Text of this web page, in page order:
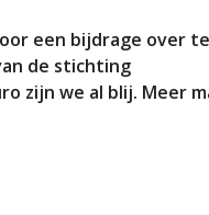
een bijdrage over te
de stichting
zijn we al blij. Meer